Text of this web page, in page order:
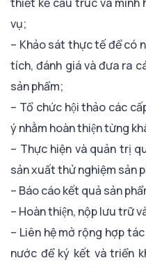
vụ;
– Khảo sát thực tế để có
tích, đánh giá và đưa ra
sản phẩm;
– Tổ chức hội thảo các
ý nhằm hoàn thiện từng
– Thực hiện và quản trị
sản xuất thử nghiệm sản
– Báo cáo kết quả sản
– Hoàn thiện, nộp lưu trữ
– Liên hệ mở rộng hợp
nước để ký kết và triển